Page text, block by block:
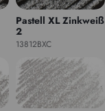
Pastell XL Zinkweiß
2
13812BXC